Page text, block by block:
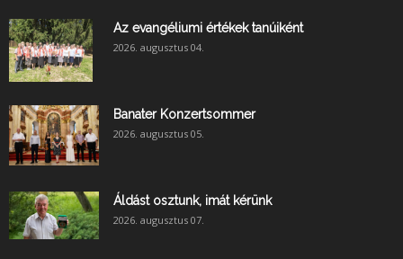
Az evangéliumi értékek tanúiként
2026. augusztus 04.
Banater Konzertsommer
2026. augusztus 05.
Áldást osztunk, imát kérünk
2026. augusztus 07.